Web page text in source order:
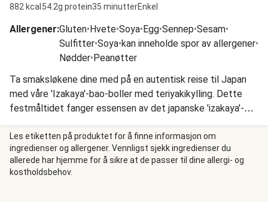
882 kcal 54.2g protein35 minutterEnkel
Allergener:Gluten•Hvete•Soya•Egg•Sennep•Sesam•
Sulfitter•Soya•kan inneholde spor av allergener•
Nødder•Peanøtter
Ta smaksløkene dine med på en autentisk reise til Japan
med våre 'Izakaya'-bao-boller med teriyakikylling. Dette
festmåltidet fanger essensen av det japanske 'izakaya'-
kjøkkenet og kombinerer mange små retter med dristige
smaker og sprø konsistenser.
Les etiketten på produktet for å finne informasjon om
ingredienser og allergener. Vennligst sjekk ingredienser du
allerede har hjemme for å sikre at de passer til dine allergi- og
kostholdsbehov.